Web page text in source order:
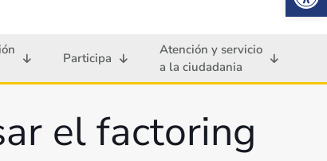
Participa
Atención y servicio
a la ciudadania
el factoring